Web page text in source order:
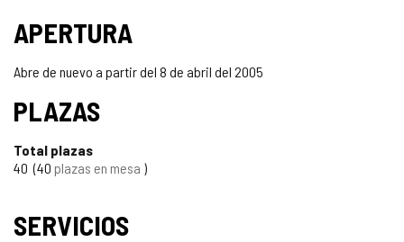
cuadernos
SELLO
TURISMO
DE
CONFIANZA
CASTILLA
LEÓN
APERTURA
Abre de nuevo a partir del 8 de abril del 2005
PLAZAS
Total plazas
40 40 plazas en mesa
SERVICIOS